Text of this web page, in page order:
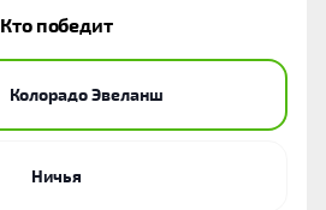
Кто победит
Колорадо Эвеланш
Ничья